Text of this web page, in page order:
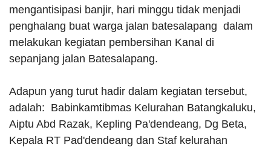
mengantisipasi banjir, hari minggu tidak menjadi
penghalang buat warga jalan batesalapang dalam
melakukan kegiatan pembersihan Kanal di
sepanjang jalan Batesalapang.
Adapun yang turut hadir dalam kegiatan tersebut,
adalah: Babinkamtibmas Kelurahan Batangkaluku,
Aiptu Abd Razak, Kepling Pa'dendeang, Dg Beta,
Kepala RT Pad'dendeang dan Staf kelurahan